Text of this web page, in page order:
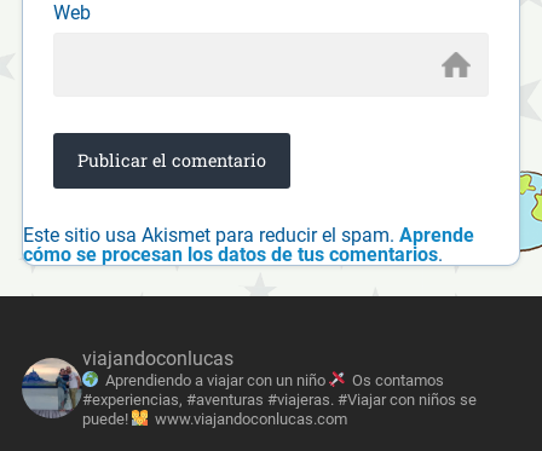
Web
Este sitio usa Akismet para reducir el spam. Aprende
cómo se procesan los datos de tus comentarios.
viajandoconlucas
Aprendiendo a viajar con un niño
Os contamos
#experiencias, #aventuras #viajeras. #Viajar con niños se
puede!
www.viajandoconlucas.com